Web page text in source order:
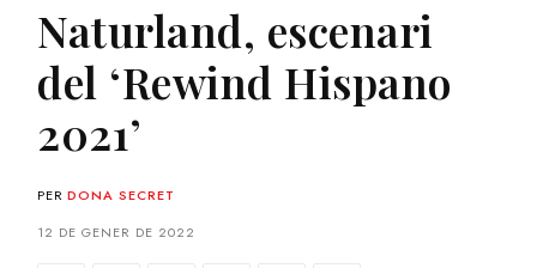
Naturland, escenari
del ‘Rewind Hispano
2021’
PER DONA SECRET
12 DE GENER DE 2022